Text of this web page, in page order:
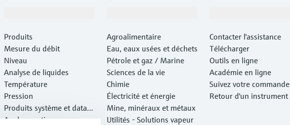
Produits
Mesure du débit
Niveau
Analyse de liquides
Température
Pression
Produits système et data
managers
Analyse optique
Agroalimentaire
Eau, eaux usées et déchets
Pétrole et gaz / Marine
Sciences de la vie
Chimie
Électricité et énergie
Mine, minéraux et métaux
Utilités - Solutions vapeur
Contacter l'assistance
Télécharger
Outils en ligne
Académie en ligne
Suivez votre commande
Retour d'un instrument